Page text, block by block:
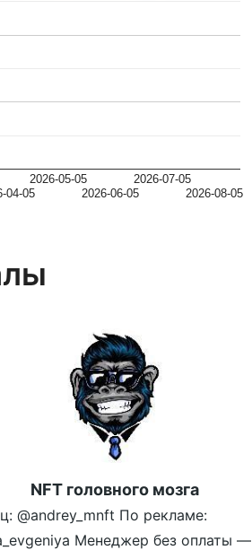
04-05
2026-05-05
2026-06-05
2026-07-05
2026-08-05
NFT головного мозга
@andrey_mnft По рекламе:
Менеджер без оплаты —